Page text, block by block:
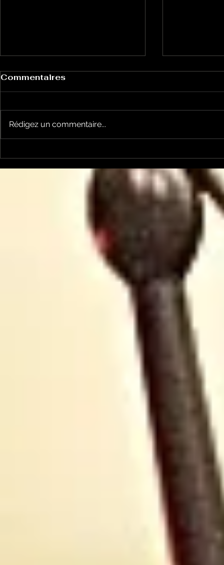
contestations à Foix
sera
élections
Commentaires
Rédigez un commentaire...